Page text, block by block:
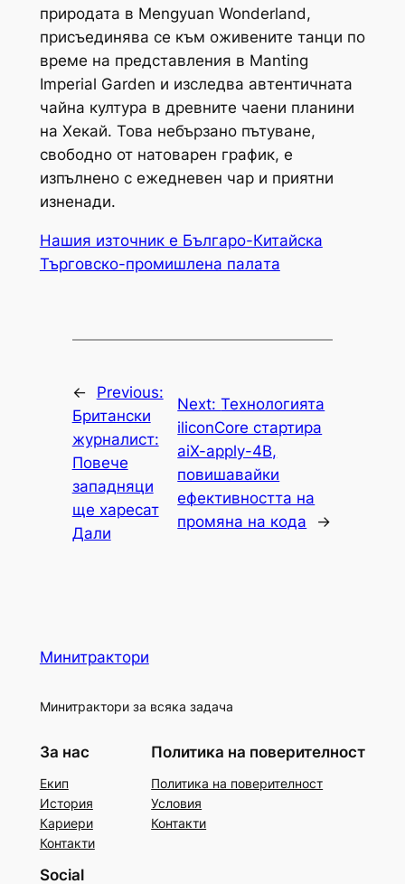
природата в Mengyuan Wonderland,
присъединява се към оживените танци по
време на представления в Manting
Imperial Garden и изследва автентичната
чайна култура в древните чаени планини
на Хекай. Това небързано пътуване,
свободно от натоварен график, е
изпълнено с ежедневен чар и приятни
изненади.
Нашия източник е Българо-Китайска
Търговско-промишлена палaта
←
Previous:
Британски
журналист:
Повече
западняци
ще харесат
Дали
Next:Технологията
iliconCore стартира
aiX-apply-4B,
повишавайки
ефективността на
промяна на кода
→
Минитрактори
Минитрактори за всяка задача
За нас
Екип
История
Кариери
Контакти
Политика на поверителност
Политика на поверителност
Условия
Контакти
Social